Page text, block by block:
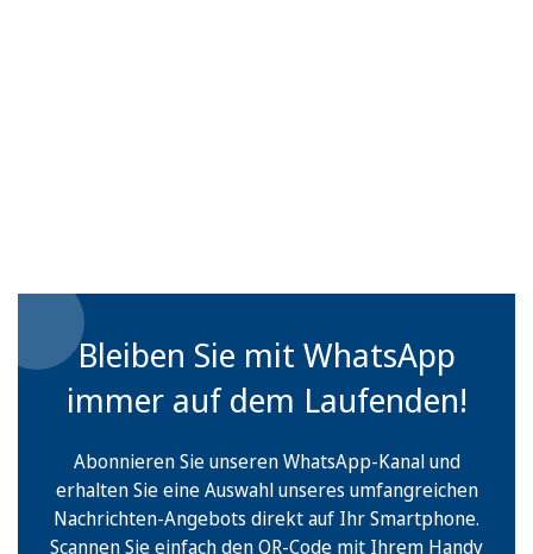
Bleiben Sie mit WhatsApp
immer auf dem Laufenden!
Abonnieren Sie unseren WhatsApp-Kanal und
erhalten Sie eine Auswahl unseres umfangreichen
Nachrichten-Angebots direkt auf Ihr Smartphone.
Scannen Sie einfach den QR-Code mit Ihrem Handy